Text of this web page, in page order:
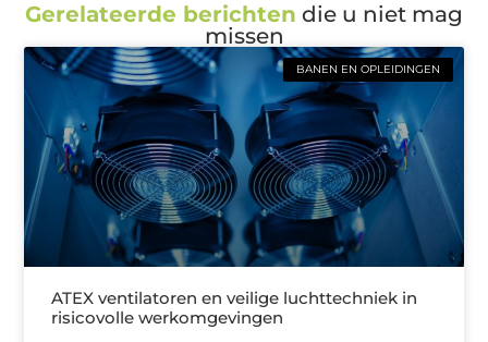
Gerelateerde berichten die u niet mag
missen
BANEN EN OPLEIDINGEN
ATEX ventilatoren en veilige luchttechniek in
risicovolle werkomgevingen